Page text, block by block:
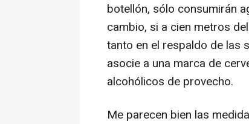
botellón, sólo consumirán
cambio, si a cien metros
tanto en el respaldo de las
asocie a una marca de
alcohólicos de provecho.
Me parecen bien las